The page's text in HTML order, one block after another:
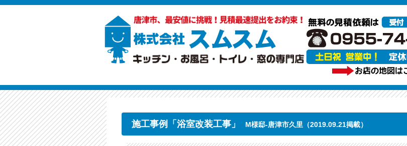
施工事例「浴室改装工事」 M様邸-唐津市久里（2019.09.21掲載）